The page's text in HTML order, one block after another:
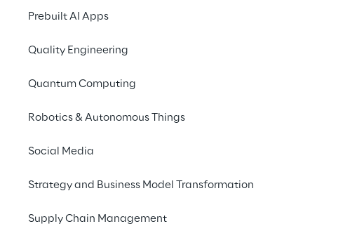
Prebuilt AI Apps
Quality Engineering
Quantum Computing
Robotics & Autonomous Things
Social Media
Strategy and Business Model Transformation
Supply Chain Management
potentiel pour la
tokenisation
La tokenisation à l'aide de la
améliorant ainsi la transparence et
transformant les marchés financiers.